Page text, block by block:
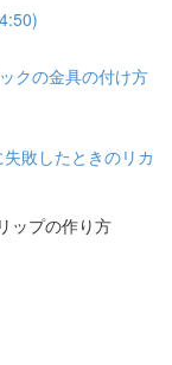
クの金具の付け方
敗したときのリカ
ップの作り方